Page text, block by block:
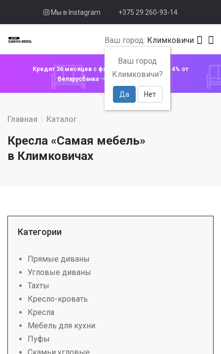
Мы в Instagram +375 29 260-93-14
Ваш город: Климковичи
Ваш город
Климковичи?
Да Нет
Кредит 36 месяцев с фиксированной ставкой 4% от
Беларусбанка
Узнать подробнее
Главная Каталог
Кресла «Самая мебель»
в Климковичах
Категории
Прямые диваны
Угловые диваны
Тахты
Кресло-кровать
Кресла
Мебель для кухни
Пуфы